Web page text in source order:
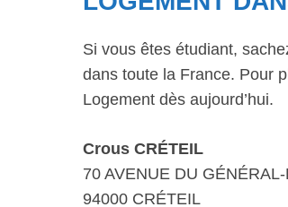
Si vous êtes étudiant,
dans toute la France. Pour
Logement dès aujourd’hui.
Crous CRÉTEIL
70 AVENUE DU
94000 CRÉTEIL